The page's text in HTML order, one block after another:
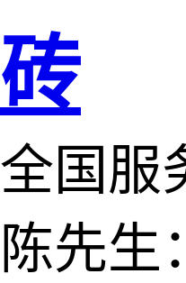
砖
全国服
陈先生：